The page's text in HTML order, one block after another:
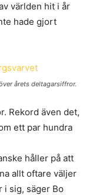
världen hit i år
hade gjort
årets deltagarsiffror.
Rekord även det,
ett par hundra
håller på att
allt oftare väljer
i sig, säger Bo